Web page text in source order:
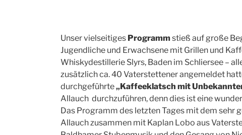
Unser vielseitiges Programm stieß auf große
Jugendliche und Erwachsene mit Grillen und
Whiskydestillerie Slyrs, Baden im Schliersee –
zusätzlich ca. 40 Vaterstettener angemeldet
durchgeführte„Kaffeeklatsch mit
Allauch durchzuführen, denn dies ist eine
Das Programm des letzten Tages mit dem sehr
Allauch zusammen mit Kaplan Lobo aus